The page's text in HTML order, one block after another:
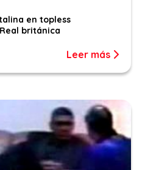
en topless
británica
Leer más